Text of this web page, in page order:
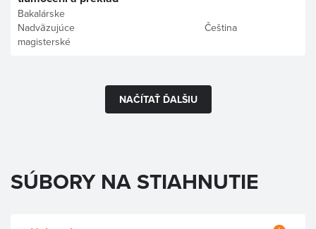
Bakalárske
Nadväzujúce
magisterské
Čeština
NAČÍTAŤ ĎALŠIU
SÚBORY NA STIAHNUTIE